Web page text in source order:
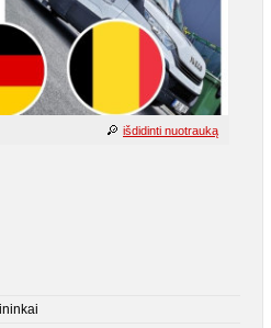
išdidinti nuotrauką